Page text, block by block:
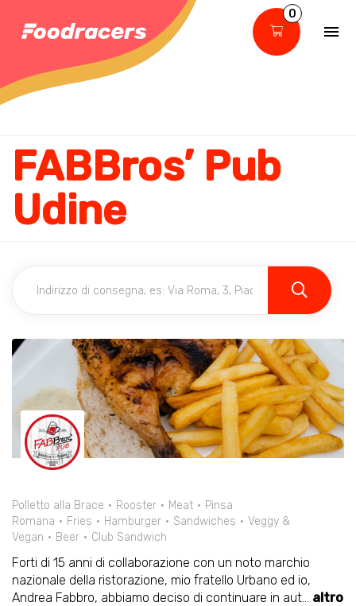
0
FABBros’ Pub
Udine
Polletto alla Brace Rooster Meat
Pinsa
Romana
Fries Hamburger Sandwiches
Veggy &
Vegan
Beer Club Sandwich
Forti di 15 anni di collaborazione con un noto marchio
nazionale della ristorazione, mio fratello Urbano ed io,
Andrea Fabbro, abbiamo deciso di continuare in aut... altro